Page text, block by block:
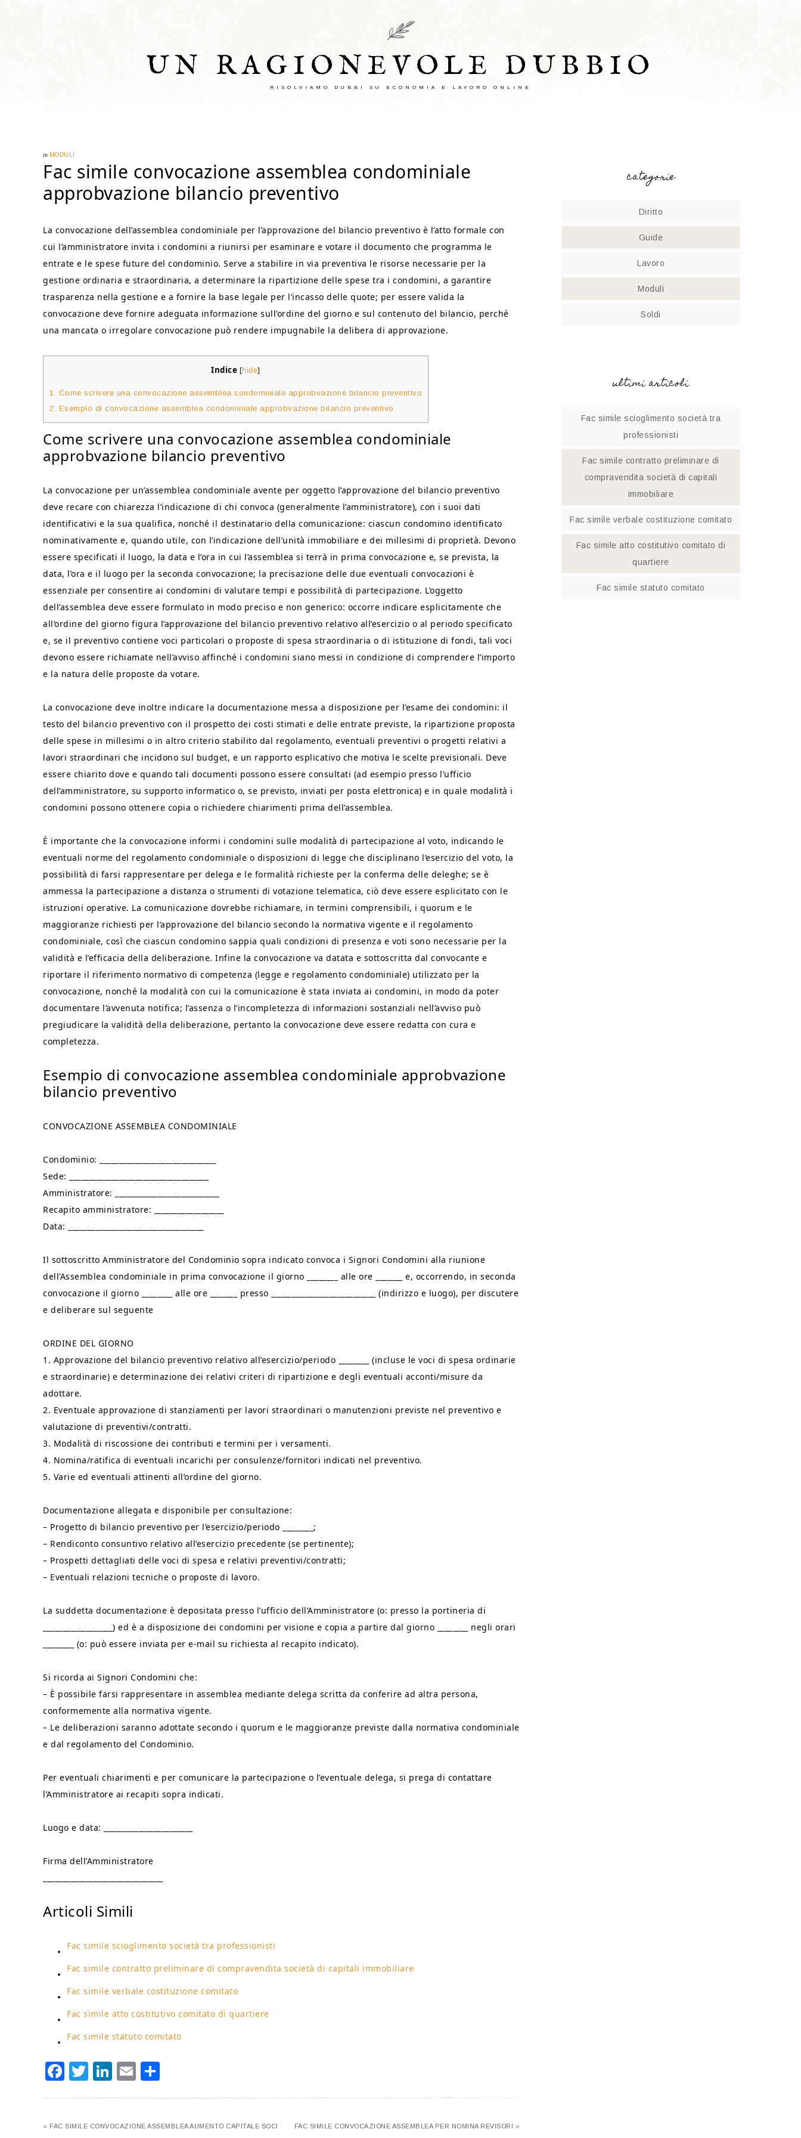
UN RAGIONEVOLE DUBBIO
RISOLVIAMO DUBBI SU ECONOMIA E LAVORO ONLINE
in MODULI
Fac simile convocazione assemblea condominiale
approbvazione bilancio preventivo
La convocazione dell’assemblea condominiale per l’approvazione del bilancio preventivo è l’atto formale con
cui l’amministratore invita i condomini a riunirsi per esaminare e votare il documento che programma le
entrate e le spese future del condominio. Serve a stabilire in via preventiva le risorse necessarie per la
gestione ordinaria e straordinaria, a determinare la ripartizione delle spese tra i condomini, a garantire
trasparenza nella gestione e a fornire la base legale per l’incasso delle quote; per essere valida la
convocazione deve fornire adeguata informazione sull’ordine del giorno e sul contenuto del bilancio, perché
una mancata o irregolare convocazione può rendere impugnabile la delibera di approvazione.
Indice [hide]
1. Come scrivere una convocazione assemblea condominiale approbvazione bilancio preventivo
2. Esempio di convocazione assemblea condominiale approbvazione bilancio preventivo
Come scrivere una convocazione assemblea condominiale
approbvazione bilancio preventivo
La convocazione per un’assemblea condominiale avente per oggetto l’approvazione del bilancio preventivo
deve recare con chiarezza l’indicazione di chi convoca (generalmente l’amministratore), con i suoi dati
identificativi e la sua qualifica, nonché il destinatario della comunicazione: ciascun condomino identificato
nominativamente e, quando utile, con l’indicazione dell’unità immobiliare e dei millesimi di proprietà. Devono
essere specificati il luogo, la data e l’ora in cui l’assemblea si terrà in prima convocazione e, se prevista, la
data, l’ora e il luogo per la seconda convocazione; la precisazione delle due eventuali convocazioni è
essenziale per consentire ai condomini di valutare tempi e possibilità di partecipazione. L’oggetto
dell’assemblea deve essere formulato in modo preciso e non generico: occorre indicare esplicitamente che
all’ordine del giorno figura l’approvazione del bilancio preventivo relativo all’esercizio o al periodo specificato
e, se il preventivo contiene voci particolari o proposte di spesa straordinaria o di istituzione di fondi, tali voci
devono essere richiamate nell’avviso affinché i condomini siano messi in condizione di comprendere l’importo
e la natura delle proposte da votare.
La convocazione deve inoltre indicare la documentazione messa a disposizione per l’esame dei condomini: il
testo del bilancio preventivo con il prospetto dei costi stimati e delle entrate previste, la ripartizione proposta
delle spese in millesimi o in altro criterio stabilito dal regolamento, eventuali preventivi o progetti relativi a
lavori straordinari che incidono sul budget, e un rapporto esplicativo che motiva le scelte previsionali. Deve
essere chiarito dove e quando tali documenti possono essere consultati (ad esempio presso l’ufficio
dell’amministratore, su supporto informatico o, se previsto, inviati per posta elettronica) e in quale modalità i
condomini possono ottenere copia o richiedere chiarimenti prima dell’assemblea.
È importante che la convocazione informi i condomini sulle modalità di partecipazione al voto, indicando le
eventuali norme del regolamento condominiale o disposizioni di legge che disciplinano l’esercizio del voto, la
possibilità di farsi rappresentare per delega e le formalità richieste per la conferma delle deleghe; se è
ammessa la partecipazione a distanza o strumenti di votazione telematica, ciò deve essere esplicitato con le
istruzioni operative. La comunicazione dovrebbe richiamare, in termini comprensibili, i quorum e le
maggioranze richiesti per l’approvazione del bilancio secondo la normativa vigente e il regolamento
condominiale, così che ciascun condomino sappia quali condizioni di presenza e voti sono necessarie per la
validità e l’efficacia della deliberazione. Infine la convocazione va datata e sottoscritta dal convocante e
riportare il riferimento normativo di competenza (legge e regolamento condominiale) utilizzato per la
convocazione, nonché la modalità con cui la comunicazione è stata inviata ai condomini, in modo da poter
documentare l’avvenuta notifica; l’assenza o l’incompletezza di informazioni sostanziali nell’avviso può
pregiudicare la validità della deliberazione, pertanto la convocazione deve essere redatta con cura e
completezza.
Esempio di convocazione assemblea condominiale approbvazione
bilancio preventivo
CONVOCAZIONE ASSEMBLEA CONDOMINIALE
Condominio: ______________________________
Sede: ____________________________________
Amministratore: ___________________________
Recapito amministratore: __________________
Data: ___________________________________
Il sottoscritto Amministratore del Condominio sopra indicato convoca i Signori Condomini alla riunione
dell’Assemblea condominiale in prima convocazione il giorno ________ alle ore _______ e, occorrendo, in seconda
convocazione il giorno ________ alle ore _______ presso ___________________________ (indirizzo e luogo), per discutere
e deliberare sul seguente
ORDINE DEL GIORNO
1. Approvazione del bilancio preventivo relativo all’esercizio/periodo ________ (incluse le voci di spesa ordinarie
e straordinarie) e determinazione dei relativi criteri di ripartizione e degli eventuali acconti/misure da
adottare.
2. Eventuale approvazione di stanziamenti per lavori straordinari o manutenzioni previste nel preventivo e
valutazione di preventivi/contratti.
3. Modalità di riscossione dei contributi e termini per i versamenti.
4. Nomina/ratifica di eventuali incarichi per consulenze/fornitori indicati nel preventivo.
5. Varie ed eventuali attinenti all’ordine del giorno.
Documentazione allegata e disponibile per consultazione:
– Progetto di bilancio preventivo per l’esercizio/periodo ________;
– Rendiconto consuntivo relativo all’esercizio precedente (se pertinente);
– Prospetti dettagliati delle voci di spesa e relativi preventivi/contratti;
– Eventuali relazioni tecniche o proposte di lavoro.
La suddetta documentazione è depositata presso l’ufficio dell’Amministratore (o: presso la portineria di
__________________) ed è a disposizione dei condomini per visione e copia a partire dal giorno ________ negli orari
________ (o: può essere inviata per e-mail su richiesta al recapito indicato).
Si ricorda ai Signori Condomini che:
– È possibile farsi rappresentare in assemblea mediante delega scritta da conferire ad altra persona,
conformemente alla normativa vigente.
– Le deliberazioni saranno adottate secondo i quorum e le maggioranze previste dalla normativa condominiale
e dal regolamento del Condominio.
Per eventuali chiarimenti e per comunicare la partecipazione o l’eventuale delega, si prega di contattare
l’Amministratore ai recapiti sopra indicati.
Luogo e data: _______________________
Firma dell’Amministratore
Articoli Simili
Fac simile scioglimento società tra professionisti​
Fac simile contratto preliminare di compravendita società di capitali immobiliare
Fac simile verbale costituzione comitato​
Fac simile atto costitutivo comitato di quartiere​
Fac simile statuto comitato
Facebook
Twitter
LinkedIn
Email
« FAC SIMILE CONVOCAZIONE ASSEMBLEA AUMENTO CAPITALE SOCI​ FAC SIMILE CONVOCAZIONE ASSEMBLEA PER NOMINA REVISORI »
categorie
Diritto
Guide
Lavoro
Moduli
Soldi
ultimi articoli
Fac simile scioglimento società tra
professionisti​
Fac simile contratto preliminare di
compravendita società di capitali
immobiliare
Fac simile verbale costituzione comitato​
Fac simile atto costitutivo comitato di
quartiere​
Fac simile statuto comitato